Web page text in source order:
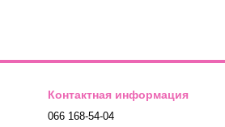
Контактная информация
066 168-54-04